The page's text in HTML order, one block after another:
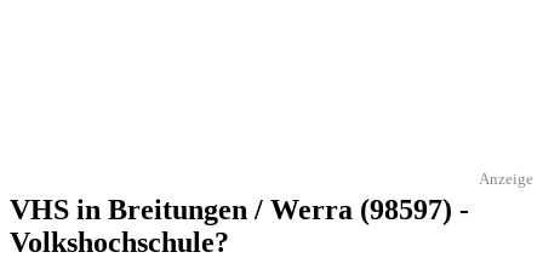
Anzeige
VHS in Breitungen / Werra (98597) -
Volkshochschule?